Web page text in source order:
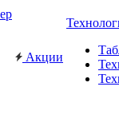
Акции